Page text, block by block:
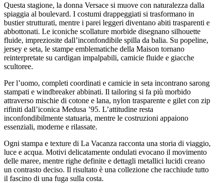
Questa stagione, la donna Versace si muove con naturalezza dalla
spiaggia al boulevard. I costumi drappeggiati si trasformano in
bustier strutturati, mentre i parei leggeri diventano abiti trasparenti e
abbottonati. Le iconiche scollature morbide disegnano silhouette
fluide, impreziosite dall’inconfondibile spilla da balia. Su popeline,
jersey e seta, le stampe emblematiche della Maison tornano
reinterpretate su cardigan impalpabili, camicie fluide e giacche
scultoree.
Per l’uomo, completi coordinati e camicie in seta incontrano sarong
stampati e windbreaker abbinati. Il tailoring si fa più morbido
attraverso mischie di cotone e lana, nylon trasparente e gilet con zip
rifiniti dall’iconica Medusa ’95. L’attitudine resta
inconfondibilmente statuaria, mentre le costruzioni appaiono
essenziali, moderne e rilassate.
Ogni stampa e texture di La Vacanza racconta una storia di viaggio,
luce e acqua. Motivi delicatamente ondulati evocano il movimento
delle maree, mentre righe definite e dettagli metallici lucidi creano
un contrasto deciso. Il risultato è una collezione che racchiude tutto
il fascino di una fuga sulla costa.